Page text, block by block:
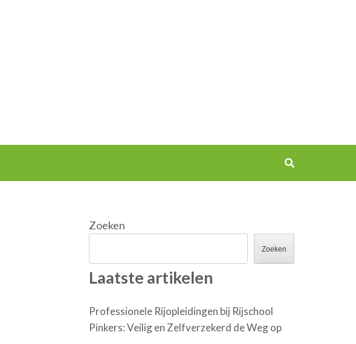
Zoeken
Zoeken
Laatste artikelen
Professionele Rijopleidingen bij Rijschool
Pinkers: Veilig en Zelfverzekerd de Weg op